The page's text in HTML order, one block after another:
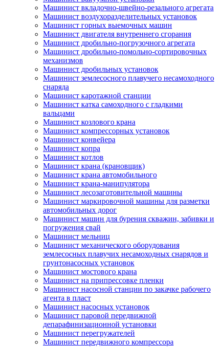
Машинист вкладочно-швейно-резального агрегата
Машинист воздухоразделительных установок
Машинист горных выемочных машин
Машинист двигателя внутреннего сгорания
Машинист дробильно-погрузочного агрегата
Машинист дробильно-помольно-сортировочных
механизмов
Машинист дробильных установок
Машинист землесосного плавучего несамоходного
снаряда
Машинист каротажной станции
Машинист катка самоходного с гладкими
вальцами
Машинист козлового крана
Машинист компрессорных установок
Машинист конвейера
Машинист копра
Машинист котлов
Машинист крана (крановщик)
Машинист крана автомобильного
Машинист крана-манипулятора
Машинист лесозаготовительной машины
Машинист маркировочной машины для разметки
автомобильных дорог
Машинист машин для бурения скважин, забивки и
погружения свай
Машинист мельниц
Машинист механического оборудования
землесосных плавучих несамоходных снарядов и
грунтонасосных установок
Машинист мостового крана
Машинист на припрессовке пленки
Машинист насосной станции по закачке рабочего
агента в пласт
Машинист насосных установок
Машинист паровой передвижной
депарафинизационной установки
Машинист перегружателей
Машинист передвижного компрессора